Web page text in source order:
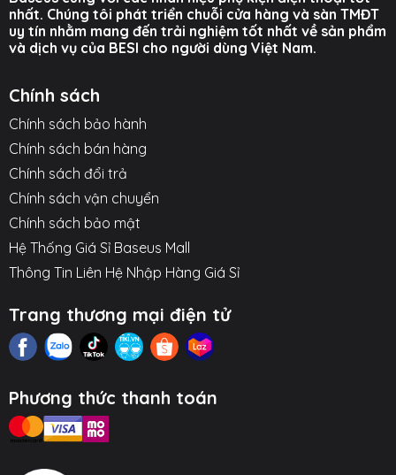
Hình ảnh sản phẩm
nhất. Chúng tôi phát triển chuỗi cửa hàng và sàn TMĐT
uy tín nhằm mang đến trải nghiệm tốt nhất về sản phẩm
và dịch vụ của BESI cho người dùng Việt Nam.
Chính sách
Chính sách bảo hành
Chính sách bán hàng
Chính sách đổi trả
Chính sách vận chuyển
Chính sách bảo mật
Hệ Thống Giá Sỉ Baseus Mall
Thông Tin Liên Hệ Nhập Hàng Giá Sỉ
Trang thương mại điện tử
Phương thức thanh toán